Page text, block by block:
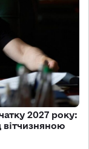
2027 року:
вітчизняною